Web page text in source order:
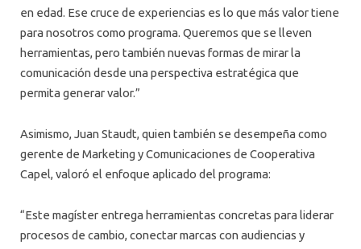
en edad. Ese cruce de experiencias es lo que más valor tiene
para nosotros como programa. Queremos que se lleven
herramientas, pero también nuevas formas de mirar la
comunicación desde una perspectiva estratégica que
permita generar valor.”
Asimismo, Juan Staudt, quien también se desempeña como
gerente de Marketing y Comunicaciones de Cooperativa
Capel, valoró el enfoque aplicado del programa:
“Este magíster entrega herramientas concretas para liderar
procesos de cambio, conectar marcas con audiencias y